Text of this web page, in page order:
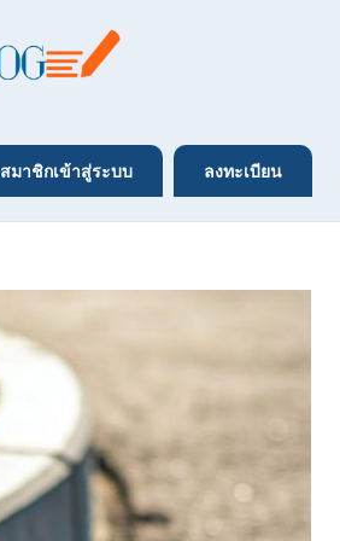
สมาชิกเข้าสู่ระบบ ลงทะเบียน